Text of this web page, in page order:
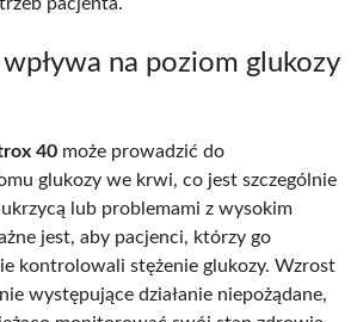
na poziom glukozy
40 może prowadzić do
glukozy we krwi, co jest szczególnie
lub problemami z wysokim
jest, aby pacjenci, którzy go
kontrolowali stężenie glukozy. Wzrost
występujące działanie niepożądane,